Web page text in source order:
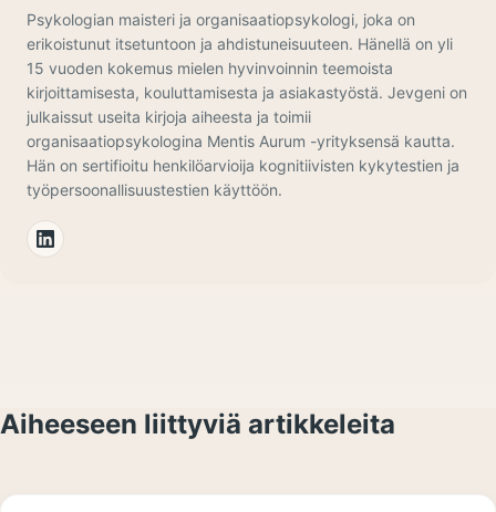
Psykologian maisteri ja organisaatiopsykologi, joka on
erikoistunut itsetuntoon ja ahdistuneisuuteen. Hänellä on yli
15 vuoden kokemus mielen hyvinvoinnin teemoista
kirjoittamisesta, kouluttamisesta ja asiakastyöstä. Jevgeni on
julkaissut useita kirjoja aiheesta ja toimii
organisaatiopsykologina Mentis Aurum -yrityksensä kautta.
Hän on sertifioitu henkilöarvioija kognitiivisten kykytestien ja
työpersoonallisuustestien käyttöön.
Aiheeseen liittyviä artikkeleita